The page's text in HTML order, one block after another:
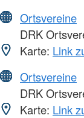
Ortsvereine
DRK
Karte: Link
Ortsvereine
DRK
Karte: Link